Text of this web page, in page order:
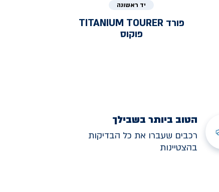
יד ראשונה
פורד TITANIUM TOURER
פוקוס
הטוב ביותר בשבילך
רכבים שעברו את כל הבדיקות
בהצטיינות